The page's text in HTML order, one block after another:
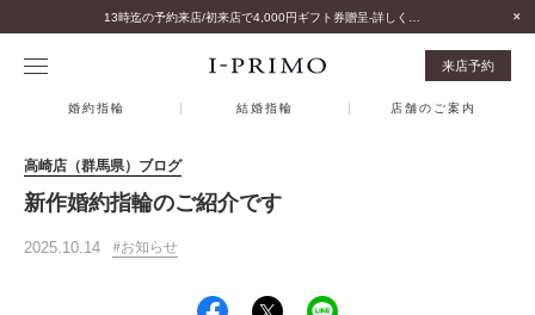
来店予約
婚約指輪 結婚指輪 店舗のご案内
高崎店（群馬県）ブログ
新作婚約指輪のご紹介です
2025.10.14 お知らせ